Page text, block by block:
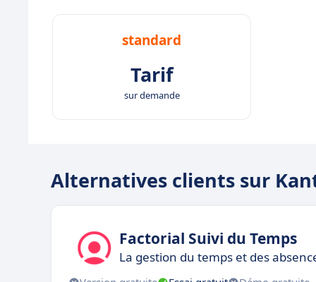
standard
Tarif
sur demande
Alternatives clients sur
Factorial Suivi du Temps
La gestion du temps et des